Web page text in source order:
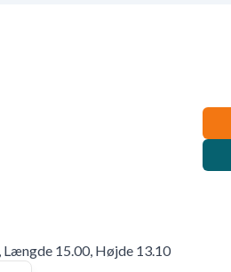
15.00, Højde 13.10